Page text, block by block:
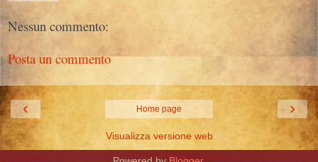
Nessun commento:
Posta un commento
‹ ›
Home page
Visualizza versione web